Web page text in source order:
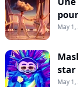
May 1,
star
May 1,